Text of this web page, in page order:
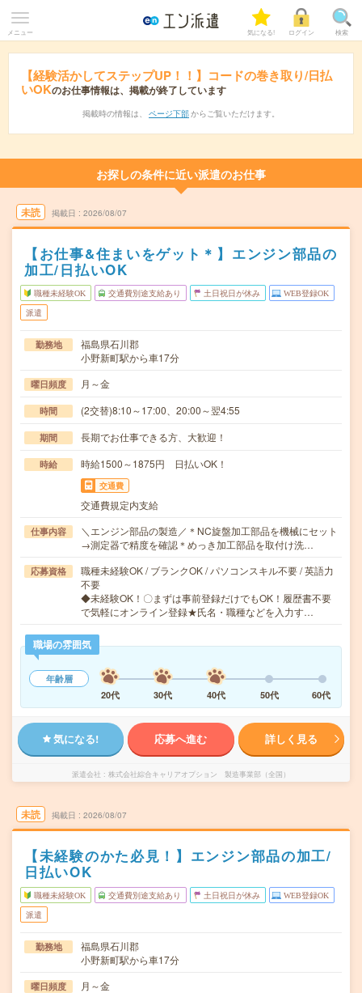
メニュー 気になる! ログイン 検索
【経験活かしてステップUP！！】コードの巻き取り/日払
いOKのお仕事情報は、掲載が終了しています
掲載時の情報は、 ページ下部 からご覧いただけます。
お探しの条件に近い派遣のお仕事
未読 掲載日 2026/08/07
【お仕事&住まいをゲット＊】エンジン部品の
加工/日払いOK
職種未経験OK 交通費別途支給あり 土日祝日が休み WEB登録OK
派遣
勤務地
福島県石川郡
小野新町駅から車17分
曜日頻度 月～金
時間 (2交替)8:10～17:00、20:00～翌4:55
期間 長期でお仕事できる方、大歓迎！
時給 時給1500～1875円 日払いOK！
交通費
交通費規定内支給
仕事内容
＼エンジン部品の製造／＊NC旋盤加工部品を機械にセット
→測定器で精度を確認＊めっき加工部品を取付け洗…
応募資格
職種未経験OK / ブランクOK / パソコンスキル不要 / 英語力
不要
◆未経験OK！〇まずは事前登録だけでもOK！履歴書不要
で気軽にオンライン登録★氏名・職種などを入力す…
職場の雰囲気
年齢層
20代
30代 40代 50代 60代
気になる! 応募へ進む 詳しく見る
派遣会社 株式会社綜合キャリアオプション 製造事業部（全国）
未読 掲載日 2026/08/07
【未経験のかた必見！】エンジン部品の加工/
日払いOK
職種未経験OK 交通費別途支給あり 土日祝日が休み WEB登録OK
派遣
勤務地
福島県石川郡
小野新町駅から車17分
曜日頻度 月～金